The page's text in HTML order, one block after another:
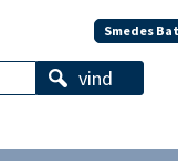
Smedes